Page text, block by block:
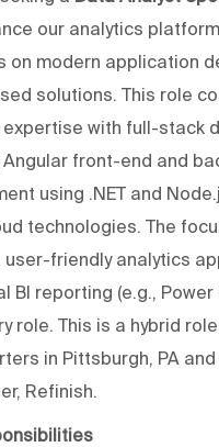
our analytics
on modern application
solutions. This role
expertise with full-stack
Angular front-end and
using .NET and
technologies. The
user-friendly analytics
BI reporting (e.g., Power
role. This is a hybrid
in Pittsburgh, PA
Refinish.